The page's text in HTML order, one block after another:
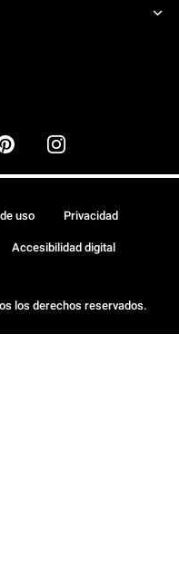
los derechos reservados.
uso Privacidad
Accesibilidad digital